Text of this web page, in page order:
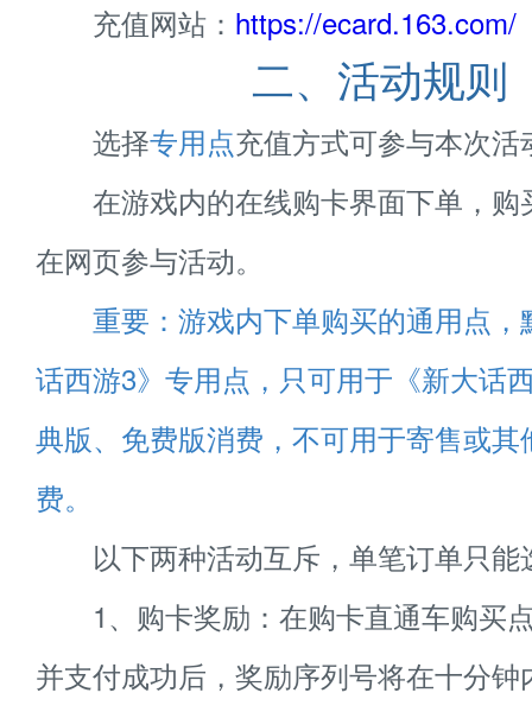
充值网站： https://ecard.163.com/
二、活动规则
选择专用点充值方式可参与本次活
在游戏内的在线购卡界面下单，购
在网页参与活动。
重要：游戏内下单购买的通用点
话西游3》专用点，只可用于《新大话
典版、免费版消费，不可用于寄售或其
费。
以下两种活动互斥，单笔订单只能
1、购卡奖励：在购卡直通车购买
并支付成功后，奖励序列号将在十分